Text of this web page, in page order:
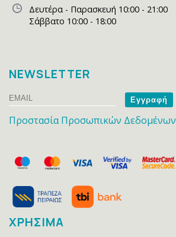
Δευτέρα - Παρασκευή 10:00 - 21:00
Σάββατο 10:00 - 18:00
NEWSLETTER
Email
Name
Προστασία Προσωπικών Δεδομένων
ΧΡΗΣΙΜΑ